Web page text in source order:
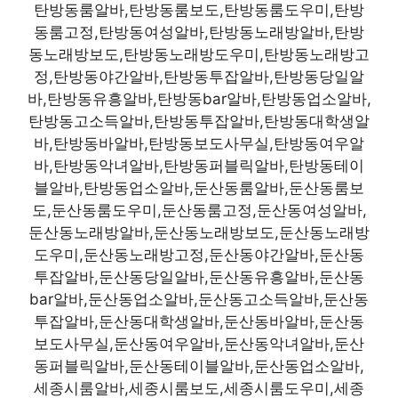
탄방동룸알바,탄방동룸보도,탄방동룸도우미,탄방
동룸고정,탄방동여성알바,탄방동노래방알바,탄방
동노래방보도,탄방동노래방도우미,탄방동노래방고
정,탄방동야간알바,탄방동투잡알바,탄방동당일알
바,탄방동유흥알바,탄방동bar알바,탄방동업소알바,
탄방동고소득알바,탄방동투잡알바,탄방동대학생알
바,탄방동바알바,탄방동보도사무실,탄방동여우알
바,탄방동악녀알바,탄방동퍼블릭알바,탄방동테이
블알바,탄방동업소알바,둔산동룸알바,둔산동룸보
도,둔산동룸도우미,둔산동룸고정,둔산동여성알바,
둔산동노래방알바,둔산동노래방보도,둔산동노래방
도우미,둔산동노래방고정,둔산동야간알바,둔산동
투잡알바,둔산동당일알바,둔산동유흥알바,둔산동
bar알바,둔산동업소알바,둔산동고소득알바,둔산동
투잡알바,둔산동대학생알바,둔산동바알바,둔산동
보도사무실,둔산동여우알바,둔산동악녀알바,둔산
동퍼블릭알바,둔산동테이블알바,둔산동업소알바,
세종시룸알바,세종시룸보도,세종시룸도우미,세종